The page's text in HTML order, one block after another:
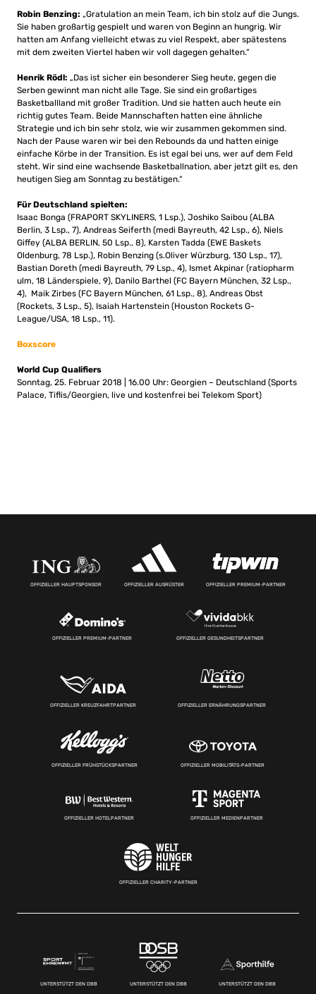
Robin Benzing: „Gratulation an mein Team, ich bin stolz auf die Jungs.
Sie haben großartig gespielt und waren von Beginn an hungrig. Wir
hatten am Anfang vielleicht etwas zu viel Respekt, aber spätestens
mit dem zweiten Viertel haben wir voll dagegen gehalten.“
Henrik Rödl: „Das ist sicher ein besonderer Sieg heute, gegen die
Serben gewinnt man nicht alle Tage. Sie sind ein großartiges
Basketballland mit großer Tradition. Und sie hatten auch heute ein
richtig gutes Team. Beide Mannschaften hatten eine ähnliche
Strategie und ich bin sehr stolz, wie wir zusammen gekommen sind.
Nach der Pause waren wir bei den Rebounds da und hatten einige
einfache Körbe in der Transition. Es ist egal bei uns, wer auf dem Feld
steht. Wir sind eine wachsende Basketballnation, aber jetzt gilt es, den
heutigen Sieg am Sonntag zu bestätigen.“
Für Deutschland spielten:
Isaac Bonga (FRAPORT SKYLINERS, 1 Lsp.), Joshiko Saibou (ALBA
Berlin, 3 Lsp., 7), Andreas Seiferth (medi Bayreuth, 42 Lsp., 6), Niels
Giffey (ALBA BERLIN, 50 Lsp., 8), Karsten Tadda (EWE Baskets
Oldenburg, 78 Lsp.), Robin Benzing (s.Oliver Würzburg, 130 Lsp., 17),
Bastian Doreth (medi Bayreuth, 79 Lsp., 4), Ismet Akpinar (ratiopharm
ulm, 18 Länderspiele, 9), Danilo Barthel (FC Bayern München, 32 Lsp.,
4), Maik Zirbes (FC Bayern München, 61 Lsp., 8), Andreas Obst
(Rockets, 3 Lsp., 5), Isaiah Hartenstein (Houston Rockets G-
League/USA, 18 Lsp., 11).
Boxscore
World Cup Qualifiers
Sonntag, 25. Februar 2018 | 16.00 Uhr: Georgien – Deutschland (Sports
Palace, Tiflis/Georgien, live und kostenfrei bei Telekom Sport)
OFFIZIELLER HAUPTSPONSOR OFFIZIELLER AUSRÜSTER OFFIZIELLER PREMIUM-PARTNER
OFFIZIELLER PREMIUM-PARTNER OFFIZIELLER GESUNDHEITSPARTNER
OFFIZIELLER KREUZFAHRTPARTNER OFFIZIELLER ERNÄHRUNGSPARTNER
OFFIZIELLER FRÜHSTÜCKSPARTNER OFFIZIELLER MOBILITÄTS-PARTNER
OFFIZIELLER HOTELPARTNER OFFIZIELLER MEDIENPARTNER
OFFIZIELLER CHARITY-PARTNER
UNTERSTÜTZT DEN DBB UNTERSTÜTZT DEN DBB UNTERSTÜTZT DEN DBB